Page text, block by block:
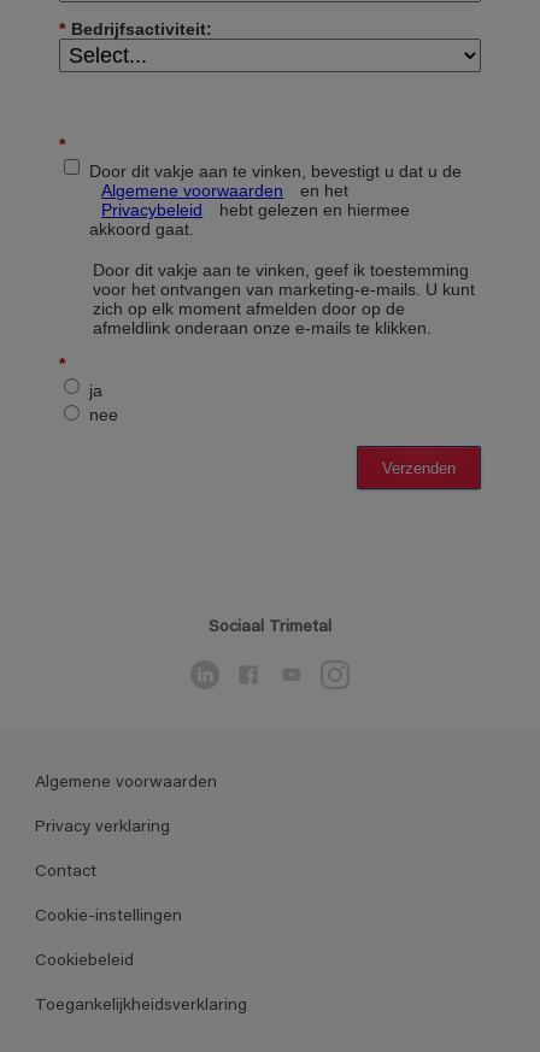
Sociaal Trimetal
Algemene voorwaarden
Privacy verklaring
Contact
Cookie-instellingen
Cookiebeleid
Toegankelijkheidsverklaring